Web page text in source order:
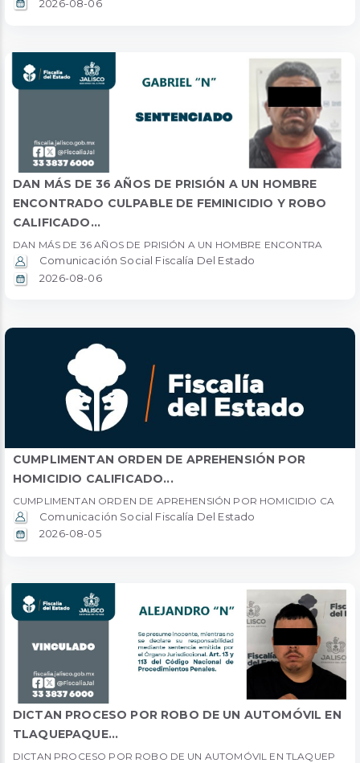
2026-08-06
DAN MÁS DE 36 AÑOS DE PRISIÓN A UN HOMBRE
ENCONTRADO CULPABLE DE FEMINICIDIO Y ROBO
CALIFICADO...
DAN MÁS DE 36 AÑOS DE PRISIÓN A UN HOMBRE ENCONTRA
Comunicación Social Fiscalía Del Estado
2026-08-06
CUMPLIMENTAN ORDEN DE APREHENSIÓN POR
HOMICIDIO CALIFICADO...
CUMPLIMENTAN ORDEN DE APREHENSIÓN POR HOMICIDIO CA
Comunicación Social Fiscalía Del Estado
2026-08-05
DICTAN PROCESO POR ROBO DE UN AUTOMÓVIL EN
TLAQUEPAQUE...
DICTAN PROCESO POR ROBO DE UN AUTOMÓVIL EN TLAQUEP